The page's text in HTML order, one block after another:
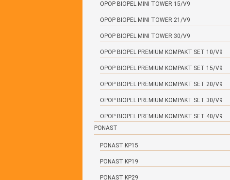
OPOP BIOPEL MINI TOWER 15/V9
OPOP BIOPEL MINI TOWER 21/V9
OPOP BIOPEL MINI TOWER 30/V9
OPOP BIOPEL PREMIUM KOMPAKT SET 10/V9
OPOP BIOPEL PREMIUM KOMPAKT SET 15/V9
OPOP BIOPEL PREMIUM KOMPAKT SET 20/V9
OPOP BIOPEL PREMIUM KOMPAKT SET 30/V9
OPOP BIOPEL PREMIUM KOMPAKT SET 40/V9
PONAST
PONAST KP15
PONAST KP19
PONAST KP29